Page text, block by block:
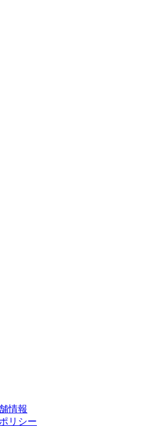
情報
リシー